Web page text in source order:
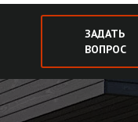
ЗАДАТЬ
ВОПРОС